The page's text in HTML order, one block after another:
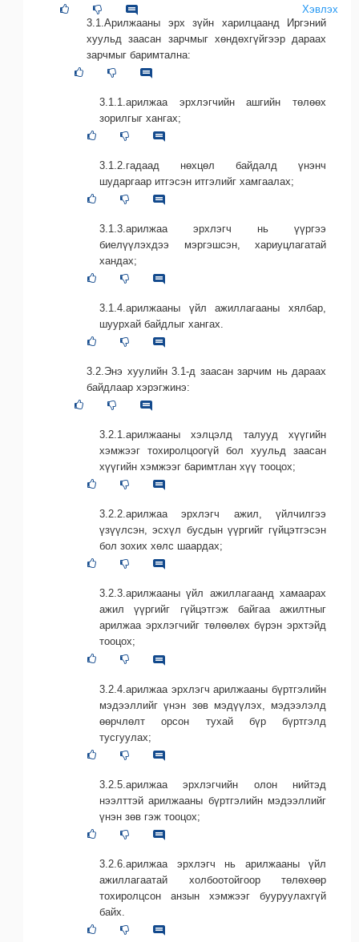
Хэвлэх
3.1.Арилжааны эрх зүйн харилцаанд Иргэний
хуульд заасан зарчмыг хөндөхгүйгээр дараах
зарчмыг баримтална:
3.1.1.арилжаа эрхлэгчийн ашгийн төлөөх
зорилгыг хангах;
3.1.2.гадаад нөхцөл байдалд үнэнч
шударгаар итгэсэн итгэлийг хамгаалах;
3.1.3.арилжаа эрхлэгч нь үүргээ
биелүүлэхдээ мэргэшсэн, хариуцлагатай
хандах;
3.1.4.арилжааны үйл ажиллагааны хялбар,
шуурхай байдлыг хангах.
3.2.Энэ хуулийн 3.1-д заасан зарчим нь дараах
байдлаар хэрэгжинэ:
3.2.1.арилжааны хэлцэлд талууд хүүгийн
хэмжээг тохиролцоогүй бол хуульд заасан
хүүгийн хэмжээг баримтлан хүү тооцох;
3.2.2.арилжаа эрхлэгч ажил, үйлчилгээ
үзүүлсэн, эсхүл бусдын үүргийг гүйцэтгэсэн
бол зохих хөлс шаардах;
3.2.3.арилжааны үйл ажиллагаанд хамаарах
ажил үүргийг гүйцэтгэж байгаа ажилтныг
арилжаа эрхлэгчийг төлөөлөх бүрэн эрхтэйд
тооцох;
3.2.4.арилжаа эрхлэгч арилжааны бүртгэлийн
мэдээллийг үнэн зөв мэдүүлэх, мэдээлэлд
өөрчлөлт орсон тухай бүр бүртгэлд
тусгуулах;
3.2.5.арилжаа эрхлэгчийн олон нийтэд
нээлттэй арилжааны бүртгэлийн мэдээллийг
үнэн зөв гэж тооцох;
3.2.6.арилжаа эрхлэгч нь арилжааны үйл
ажиллагаатай холбоотойгоор төлөхөөр
тохиролцсон анзын хэмжээг бууруулахгүй
байх.